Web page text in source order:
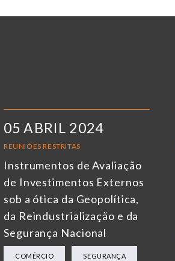
05 ABRIL 2024
REUNIÕES RESTRITAS
Instrumentos de Avaliação
de Investimentos Externos
sob a ótica da Geopolítica,
da Reindustrialização e da
Segurança Nacional
COMÉRCIO SEGURANÇA